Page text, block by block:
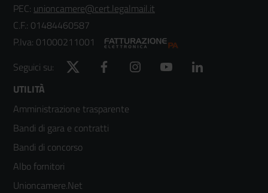
PEC: unioncamere@cert.legalmail.it
C.F.: 01484460587
P.Iva: 01000211001
Seguici su:
Twitter Facebook Instagram YouTube
Footer
menù
colonna
2
UTILITÀ
Amministrazione trasparente
Bandi di gara e contratti
Bandi di concorso
Albo fornitori
Unioncamere.Net